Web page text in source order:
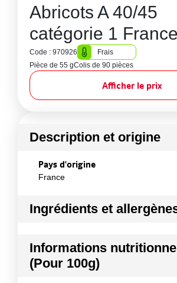
Abricots A 40/45
catégorie 1 France
Code : 970926
Frais
Pièce de 55 gColis de 90 pièces
Afficher le prix
Description et origine
Pays d'origine
France
Ingrédients et
ABRICOT
Conformément aux informations
Informations
(Pour 100g)